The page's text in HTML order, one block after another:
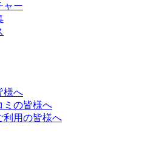
ャー
様へ
ミの皆様へ
利用の皆様へ